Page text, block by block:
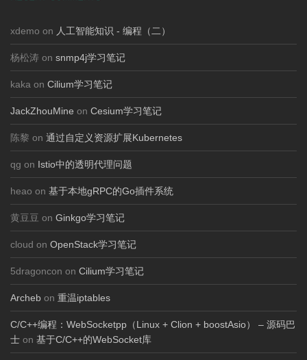
xdemo on 人工智能知识 - 编程（二）
杨松涛 on snmp4j学习笔记
kaka on Cilium学习笔记
JackZhouMine on Cesium学习笔记
陈黎 on 通过自定义资源扩展Kubernetes
qg on Istio中的透明代理问题
heao on 基于本地gRPC的Go插件系统
黄豆豆 on Ginkgo学习笔记
cloud on OpenStack学习笔记
5dragoncon on Cilium学习笔记
Archeb on 重温iptables
C/C++编程：WebSocketpp（Linux + Clion + boostAsio） – 源码巴
士 on 基于C/C++的WebSocket库